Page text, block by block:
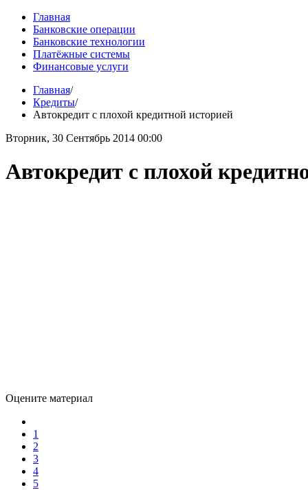
Главная
Банковские операции
Банковские технологии
Платёжные системы
Финансовые услуги
Главная/
Кредиты/
Автокредит с плохой кредитной историей
Вторник, 30 Сентябрь 2014 00:00
Автокредит с плохой
Оцените материал
1
2
3
4
5